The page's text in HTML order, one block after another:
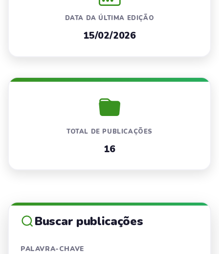
DATA DA ÚLTIMA EDIÇÃO
15/02/2026
TOTAL DE PUBLICAÇÕES
16
Buscar publicações
PALAVRA-CHAVE